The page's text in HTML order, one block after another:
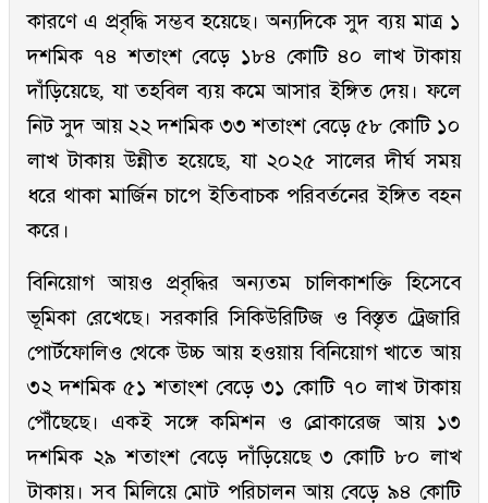
কারণে এ প্রবৃদ্ধি সম্ভব হয়েছে। অন্যদিকে সুদ ব্যয় মাত্র ১
দশমিক ৭৪ শতাংশ বেড়ে ১৮৪ কোটি ৪০ লাখ টাকায়
দাঁড়িয়েছে, যা তহবিল ব্যয় কমে আসার ইঙ্গিত দেয়। ফলে
নিট সুদ আয় ২২ দশমিক ৩৩ শতাংশ বেড়ে ৫৮ কোটি ১০
লাখ টাকায় উন্নীত হয়েছে, যা ২০২৫ সালের দীর্ঘ সময়
ধরে থাকা মার্জিন চাপে ইতিবাচক পরিবর্তনের ইঙ্গিত বহন
করে।
বিনিয়োগ আয়ও প্রবৃদ্ধির অন্যতম চালিকাশক্তি হিসেবে
ভূমিকা রেখেছে। সরকারি সিকিউরিটিজ ও বিস্তৃত ট্রেজারি
পোর্টফোলিও থেকে উচ্চ আয় হওয়ায় বিনিয়োগ খাতে আয়
৩২ দশমিক ৫১ শতাংশ বেড়ে ৩১ কোটি ৭০ লাখ টাকায়
পৌঁছেছে। একই সঙ্গে কমিশন ও ব্রোকারেজ আয় ১৩
দশমিক ২৯ শতাংশ বেড়ে দাঁড়িয়েছে ৩ কোটি ৮০ লাখ
টাকায়। সব মিলিয়ে মোট পরিচালন আয় বেড়ে ৯৪ কোটি